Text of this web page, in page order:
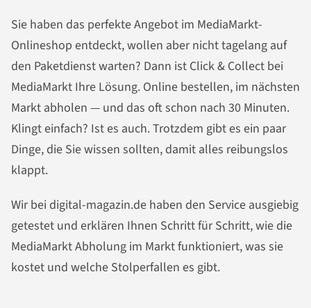
Sie haben das perfekte Angebot im MediaMarkt-
Onlineshop entdeckt, wollen aber nicht tagelang auf
den Paketdienst warten? Dann ist Click & Collect bei
MediaMarkt Ihre Lösung. Online bestellen, im nächsten
Markt abholen — und das oft schon nach 30 Minuten.
Klingt einfach? Ist es auch. Trotzdem gibt es ein paar
Dinge, die Sie wissen sollten, damit alles reibungslos
klappt.
Wir bei digital-magazin.de haben den Service ausgiebig
getestet und erklären Ihnen Schritt für Schritt, wie die
MediaMarkt Abholung im Markt funktioniert, was sie
kostet und welche Stolperfallen es gibt.